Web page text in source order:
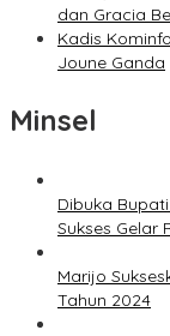
dan Gracia
Kadis
Joune Ganda
Minsel
Dibuka
Sukses Gelar
Marijo
Tahun 2024